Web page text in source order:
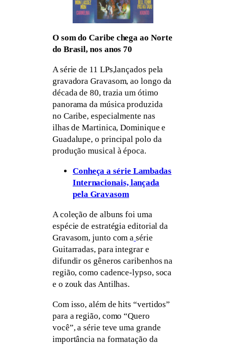
O som do Caribe chega ao Norte
do Brasil, nos anos 70
A série de 11 LPs,lançados pela
gravadora Gravasom, ao longo da
década de 80, trazia um ótimo
panorama da música produzida
no Caribe, especialmente nas
ilhas de Martinica, Dominique e
Guadalupe, o principal polo da
produção musical à época.
Conheça a série Lambadas
Internacionais, lançada
pela Gravasom
A coleção de albuns foi uma
espécie de estratégia editorial da
Gravasom, junto com a série
Guitarradas, para integrar e
difundir os gêneros caribenhos na
região, como cadence-lypso, soca
e o zouk das Antilhas.
Com isso, além de hits “vertidos”
para a região, como “Quero
você”, a série teve uma grande
importância na formatação da